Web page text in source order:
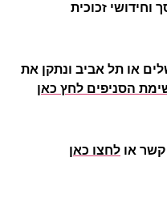
זכוכית
או תל אביב ונתקן את
הסניפים לחץ כאן
קשר או לחצו כאן